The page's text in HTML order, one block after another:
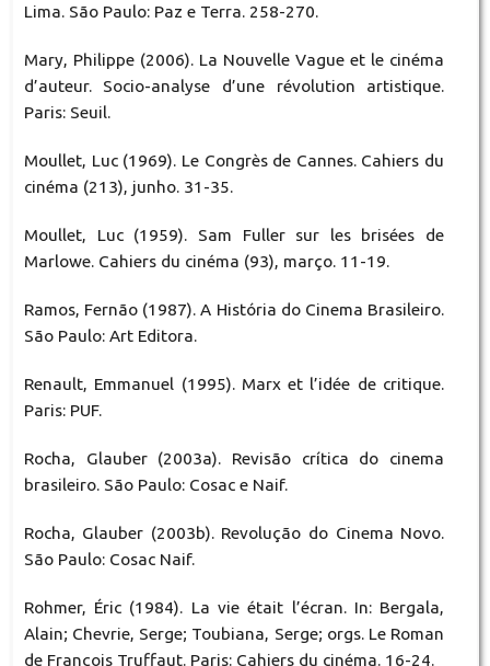
Lima. São Paulo: Paz e Terra. 258-270.
Mary, Philippe (2006). La Nouvelle Vague et le cinéma
d’auteur. Socio-analyse d’une révolution artistique.
Paris: Seuil.
Moullet, Luc (1969). Le Congrès de Cannes. Cahiers du
cinéma (213), junho. 31-35.
Moullet, Luc (1959). Sam Fuller sur les brisées de
Marlowe. Cahiers du cinéma (93), março. 11-19.
Ramos, Fernão (1987). A História do Cinema Brasileiro.
São Paulo: Art Editora.
Renault, Emmanuel (1995). Marx et l’idée de critique.
Paris: PUF.
Rocha, Glauber (2003a). Revisão crítica do cinema
brasileiro. São Paulo: Cosac e Naif.
Rocha, Glauber (2003b). Revolução do Cinema Novo.
São Paulo: Cosac Naif.
Rohmer, Éric (1984). La vie était l’écran. In: Bergala,
Alain; Chevrie, Serge; Toubiana, Serge; orgs. Le Roman
de François Truffaut. Paris: Cahiers du cinéma. 16-24.